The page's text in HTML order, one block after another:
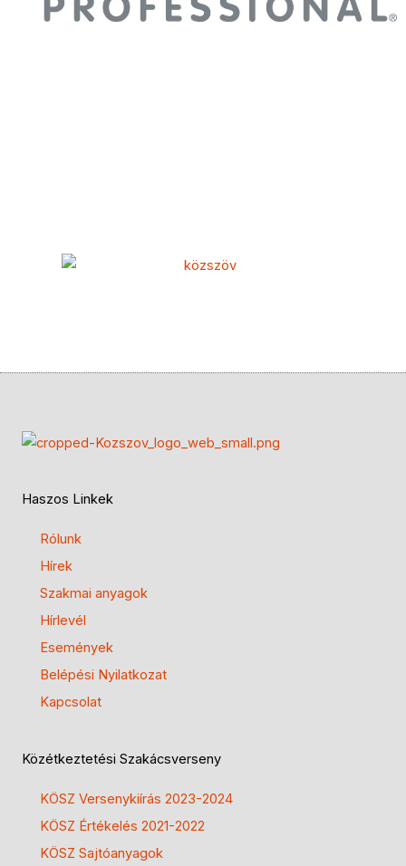
Haszos Linkek
Rólunk
Hírek
Szakmai anyagok
Hírlevél
Események
Belépési Nyilatkozat
Kapcsolat
Közétkeztetési Szakácsverseny
KÖSZ Versenykiírás 2023-2024
KÖSZ Értékelés 2021-2022
KÖSZ Sajtóanyagok